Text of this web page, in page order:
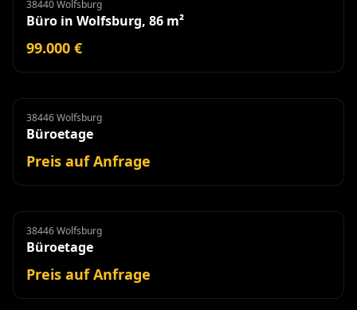
Büro
38440 Wolfsburg
Büro in Wolfsburg, 86 m²
99.000 €
Büroetage Miete
38446 Wolfsburg
Büroetage
Preis auf Anfrage
Büroetage Miete
38446 Wolfsburg
Büroetage
Preis auf Anfrage